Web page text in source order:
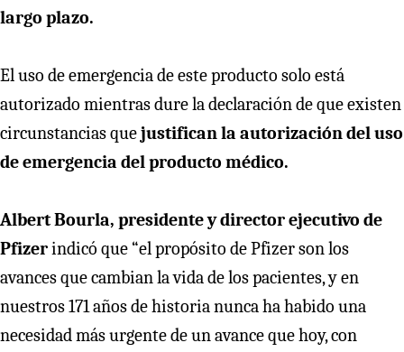
largo plazo.
El uso de emergencia de este producto solo está
autorizado mientras dure la declaración de que existen
circunstancias quejustifican la autorización del uso
de emergencia del producto médico.
Albert Bourla, presidente y director ejecutivo de
Pfizerindicó que “el propósito de Pfizer son los
avances que cambian la vida de los pacientes, y en
nuestros 171 años de historia nunca ha habido una
necesidad más urgente de un avance que hoy, con